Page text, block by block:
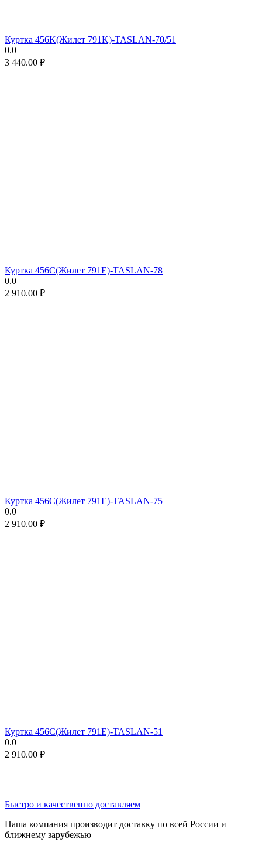
Куртка 456K(Жилет 791K)-TASLAN-70/51
0.0
3 440.00 ₽
Куртка 456C(Жилет 791E)-TASLAN-78
0.0
2 910.00 ₽
Куртка 456C(Жилет 791E)-TASLAN-75
0.0
2 910.00 ₽
Куртка 456C(Жилет 791E)-TASLAN-51
0.0
2 910.00 ₽
Быстро и качественно доставляем
Наша компания производит доставку по всей России и
ближнему зарубежью